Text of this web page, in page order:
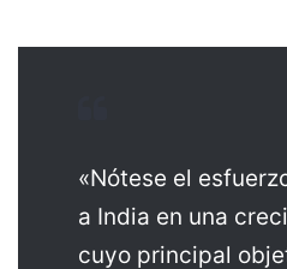
«Nótese el
a India en una
cuyo principal